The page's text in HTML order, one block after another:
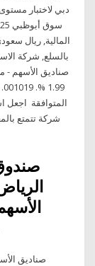
المالية, ريال
المتوافقة اجعل
شركة تتمتع
صناديق